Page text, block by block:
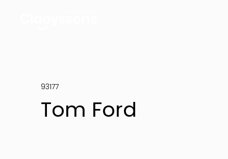
93177
Tom Ford